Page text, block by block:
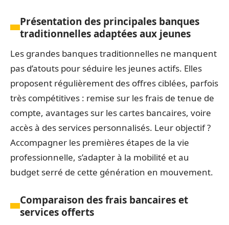
Présentation des principales banques
traditionnelles adaptées aux jeunes
Les grandes banques traditionnelles ne manquent
pas d’atouts pour séduire les jeunes actifs. Elles
proposent régulièrement des offres ciblées, parfois
très compétitives : remise sur les frais de tenue de
compte, avantages sur les cartes bancaires, voire
accès à des services personnalisés. Leur objectif ?
Accompagner les premières étapes de la vie
professionnelle, s’adapter à la mobilité et au
budget serré de cette génération en mouvement.
Comparaison des frais bancaires et
services offerts